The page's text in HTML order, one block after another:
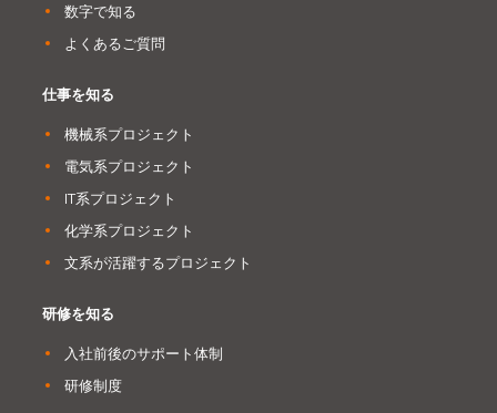
数字で知る
よくあるご質問
仕事を知る
機械系プロジェクト
電気系プロジェクト
IT系プロジェクト
化学系プロジェクト
文系が活躍するプロジェクト
研修を知る
入社前後のサポート体制
研修制度